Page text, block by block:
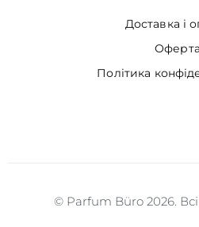
Доставка і
Оферта
Політика
© Parfum Büro 2026.